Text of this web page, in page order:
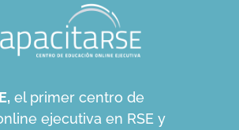
el primer centro de
ejecutiva en RSE y